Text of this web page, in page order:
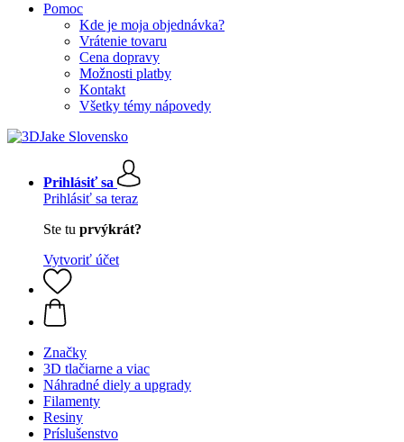
Pomoc
Kde je moja objednávka?
Vrátenie tovaru
Cena dopravy
Možnosti platby
Kontakt
Všetky témy nápovedy
Prihlásiť sa
Prihlásiť sa teraz
Ste tu prvýkrát?
Vytvoriť účet
Značky
3D tlačiarne a viac
Náhradné diely a upgrady
Filamenty
Resiny
Príslušenstvo